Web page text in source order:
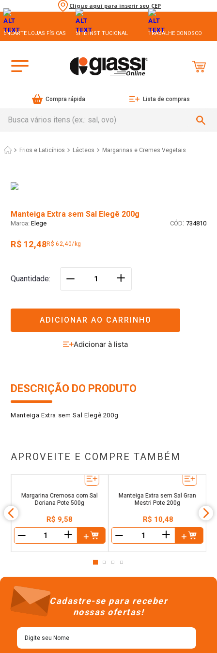
Clique aqui para inserir seu CEP
ENCARTE LOJAS FÍSICAS SITE INSTITUCIONAL TRABALHE CONOSCO
Compra rápida Lista de compras
Frios e Laticínios Lácteos Margarinas e Cremes Vegetais
Manteiga Extra sem Sal Elegê 200g
Elege : 734810
R$ 12,48R$ 62,40/kg
Quantidade ＋
ADICIONAR AO CARRINHO
DESCRIÇÃO DO PRODUTO
Manteiga Extra sem Sal Elegê 200g
APROVEITE E COMPRE TAMBÉM
Margarina Cremosa com Sal
R$ 9,58
Manteiga Extra sem Sal Gran
R$ 10,48
－